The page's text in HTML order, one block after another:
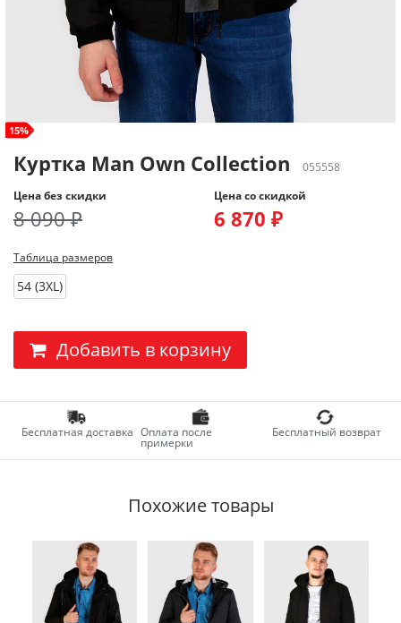
size+
15%
Куртка Man Own Collection
055558
Цена без скидки
8 090 ₽
Цена со скидкой
6 870 ₽
Таблица размеров
54 (3XL)
Добавить в корзину
Бесплатная доставка Оплата после
примерки
Бесплатный возврат
Похожие товары